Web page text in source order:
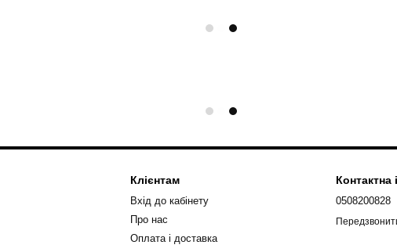
Клієнтам
Вхід до кабінету
Про нас
Оплата і доставка
Контактна
0508200828